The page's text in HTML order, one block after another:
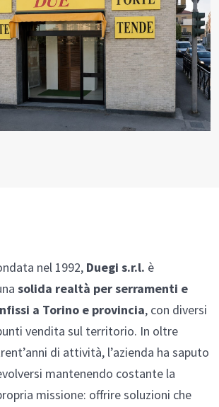
PVC
PVC/Alluminio
Alluminio
Alluminio/Legno
Seaside
Vetreria
ENERGY 1.0
nel 1992, Duegi s.r.l. è
solida realtà per serramenti e
a Torino e provincia, con diversi
vendita sul territorio. In oltre
di attività, l’azienda ha saputo
mantenendo costante la
missione: offrire soluzioni che